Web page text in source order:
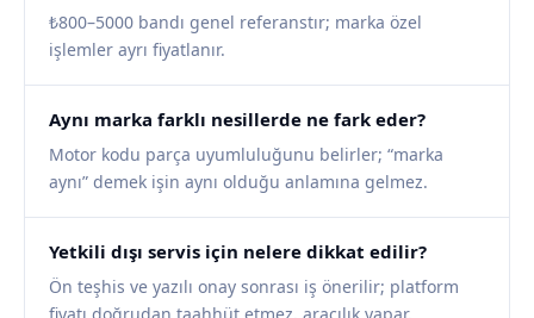
₺800–5000 bandı genel referanstır; marka özel
işlemler ayrı fiyatlanır.
Aynı marka farklı nesillerde ne fark eder?
Motor kodu parça uyumluluğunu belirler; “marka
aynı” demek işin aynı olduğu anlamına gelmez.
Yetkili dışı servis için nelere dikkat edilir?
Ön teşhis ve yazılı onay sonrası iş önerilir; platform